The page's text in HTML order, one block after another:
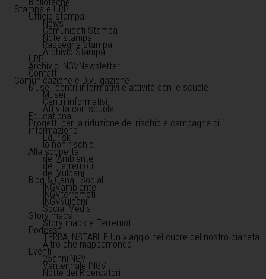
Stampa e URP
Ufficio stampa
News
Comunicati Stampa
Note stampa
Rassegna stampa
Archivio Stampa
URP
Archivio INGVNewsletter
Contatti
Comunicazione e Divulgazione
Musei, centri informativi e attività con le scuole
Musei
Centri informativi
Attività con scuole
Educational
Progetti per la riduzione del rischio e campagne di
informazione
Edurisk
Io non rischio
Alla scoperta
dell'Ambiente
dei Terremoti
dei Vulcani
Blog & Canali Social
INGVambiente
INGVterremoti
INGVvulcani
Social Media
Story maps
Story maps e Terremoti
Podcast
TERRA INSTABILE Un viaggio nel cuore del nostro pianeta
Altro che mappamondo
Eventi
25anniINGV
Ventennale INGV
Notte dei Ricercatori